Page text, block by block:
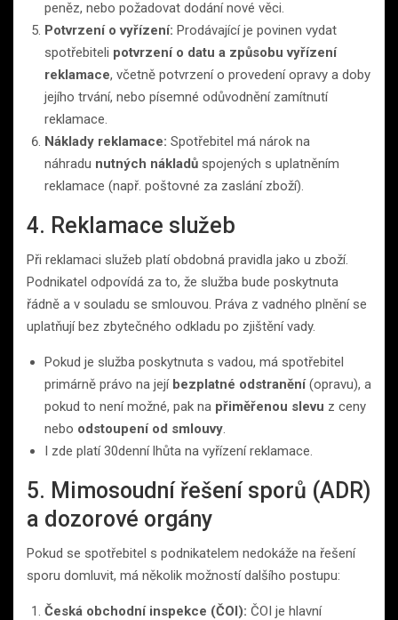
peněz, nebo požadovat dodání nové věci.
Potvrzení o vyřízení: Prodávající je povinen vydat
spotřebiteli potvrzení o datu a způsobu vyřízení
reklamace, včetně potvrzení o provedení opravy a doby
jejího trvání, nebo písemné odůvodnění zamítnutí
reklamace.
Náklady reklamace: Spotřebitel má nárok na
náhradu nutných nákladů spojených s uplatněním
reklamace (např. poštovné za zaslání zboží).
4. Reklamace služeb
Při reklamaci služeb platí obdobná pravidla jako u zboží.
Podnikatel odpovídá za to, že služba bude poskytnuta
řádně a v souladu se smlouvou. Práva z vadného plnění se
uplatňují bez zbytečného odkladu po zjištění vady.
Pokud je služba poskytnuta s vadou, má spotřebitel
primárně právo na její bezplatné odstranění(opravu), a
pokud to není možné, pak na přiměřenou slevu z ceny
nebo odstoupení od smlouvy.
I zde platí 30denní lhůta na vyřízení reklamace.
5. Mimosoudní řešení sporů (ADR)
a dozorové orgány
Pokud se spotřebitel s podnikatelem nedokáže na řešení
sporu domluvit, má několik možností dalšího postupu:
Česká obchodní inspekce (ČOI): ČOI je hlavní